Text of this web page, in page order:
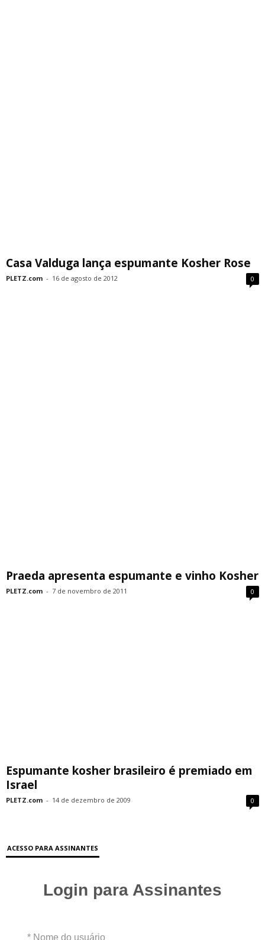
Casa Valduga lança espumante Kosher Rose
PLETZ.com - 16 de agosto de 2012 0
Praeda apresenta espumante e vinho Kosher
PLETZ.com - 7 de novembro de 2011 0
Espumante kosher brasileiro é premiado em
Israel
PLETZ.com - 14 de dezembro de 2009 0
ACESSO PARA ASSINANTES
Login para Assinantes
* Nome do usuário